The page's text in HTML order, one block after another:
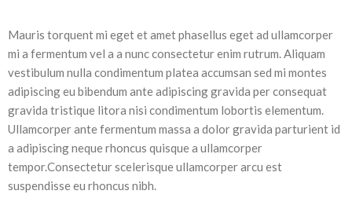
Mauris torquent mi eget et amet phasellus eget ad ullamcorper
mi a fermentum vel a a nunc consectetur enim rutrum. Aliquam
vestibulum nulla condimentum platea accumsan sed mi montes
adipiscing eu bibendum ante adipiscing gravida per consequat
gravida tristique litora nisi condimentum lobortis elementum.
Ullamcorper ante fermentum massa a dolor gravida parturient id
a adipiscing neque rhoncus quisque a ullamcorper
tempor.Consectetur scelerisque ullamcorper arcu est
suspendisse eu rhoncus nibh.